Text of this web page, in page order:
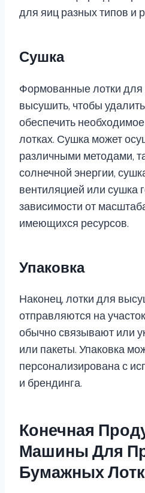
для яиц разных типов и
Сушка
Формованные лотки
высушить, чтобы
обеспечить
лотках. Сушка может
различными методами,
солнечной энергии,
вентиляцией или сушка
зависимости от
имеющихся ресурсов.
Упаковка
Наконец, лотки для
отправляются на
обычно связывают или
или пакеты. Упаковка
персонализирована с
и брендинга.
Конечная
Машины Для
Бумажных